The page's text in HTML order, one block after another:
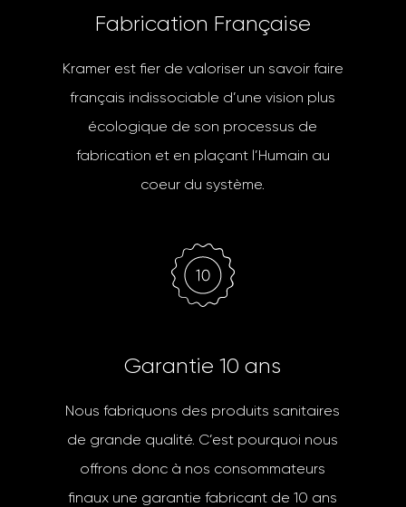
Fa brication Française
Kramer est fier de valoriser un savoir faire
français indissociable d’une vision plus
écologique de son processus de
fabrication et en plaçant l’Humain au
coeur du système.
Garantie 10 ans
Nous fabriquons des produits sanitaires
de grande qualité. C’est pourquoi nous
offrons donc à nos consommateurs
finaux une garantie fabricant de 10 ans